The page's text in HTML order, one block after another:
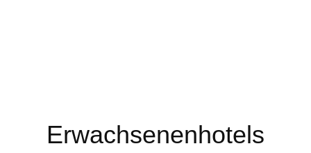
Erwachsenenhotels